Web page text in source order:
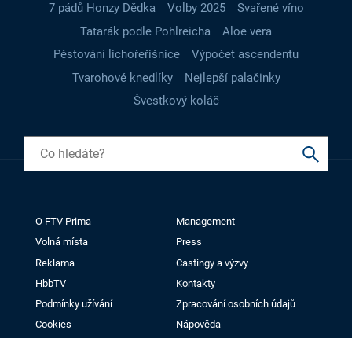
7 pádů Honzy Dědka
Volby 2025
Svařené víno
Tatarák podle Pohlreicha
Aloe vera
Pěstování lichořeřišnice
Výpočet ascendentu
Tvarohové knedlíky
Nejlepší palačinky
Švestkový koláč
O FTV Prima
Management
Volná místa
Press
Reklama
Castingy a výzvy
HbbTV
Kontakty
Podmínky užívání
Zpracování osobních údajů
Cookies
Nápověda